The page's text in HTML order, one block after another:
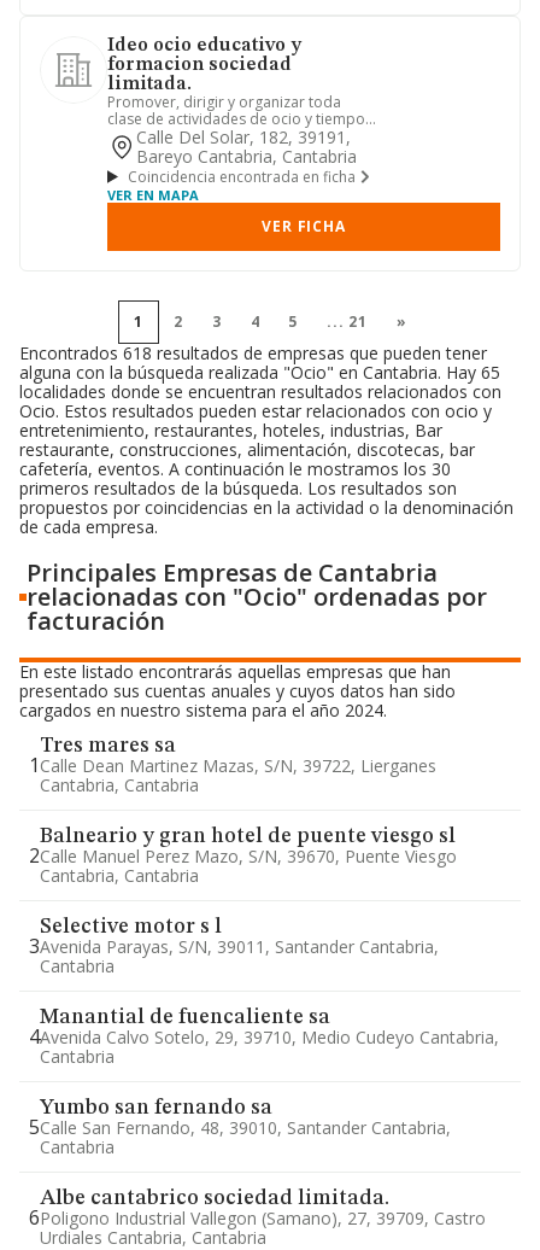
Ideo ocio educativo y
formacion sociedad
limitada.
Promover, dirigir y organizar toda
clase de actividades de ocio y tiempo
libre para personas y grup...
Calle Del Solar, 182, 39191,
Bareyo Cantabria, Cantabria
Coincidencia encontrada en ficha
VER EN MAPA
VER FICHA
1 2 3 4 5 ... 21 »
Encontrados 618 resultados de empresas que pueden tener
alguna con la búsqueda realizada "Ocio" en Cantabria. Hay 65
localidades donde se encuentran resultados relacionados con
Ocio. Estos resultados pueden estar relacionados con ocio y
entretenimiento, restaurantes, hoteles, industrias, Bar
restaurante, construcciones, alimentación, discotecas, bar
cafetería, eventos. A continuación le mostramos los 30
primeros resultados de la búsqueda. Los resultados son
propuestos por coincidencias en la actividad o la denominación
de cada empresa.
Principales Empresas de Cantabria
relacionadas con "Ocio" ordenadas por
facturación
En este listado encontrarás aquellas empresas que han
presentado sus cuentas anuales y cuyos datos han sido
cargados en nuestro sistema para el año 2024.
1
Tres mares sa
Calle Dean Martinez Mazas, S/n, 39722, Lierganes
Cantabria, Cantabria
2
Balneario y gran hotel de puente viesgo sl
Calle Manuel Perez Mazo, S/n, 39670, Puente Viesgo
Cantabria, Cantabria
3
Selective motor s l
Avenida Parayas, S/n, 39011, Santander Cantabria,
Cantabria
4
Manantial de fuencaliente sa
Avenida Calvo Sotelo, 29, 39710, Medio Cudeyo Cantabria,
Cantabria
5
Yumbo san fernando sa
Calle San Fernando, 48, 39010, Santander Cantabria,
Cantabria
6
Albe cantabrico sociedad limitada.
Poligono Industrial Vallegon (samano), 27, 39709, Castro
Urdiales Cantabria, Cantabria